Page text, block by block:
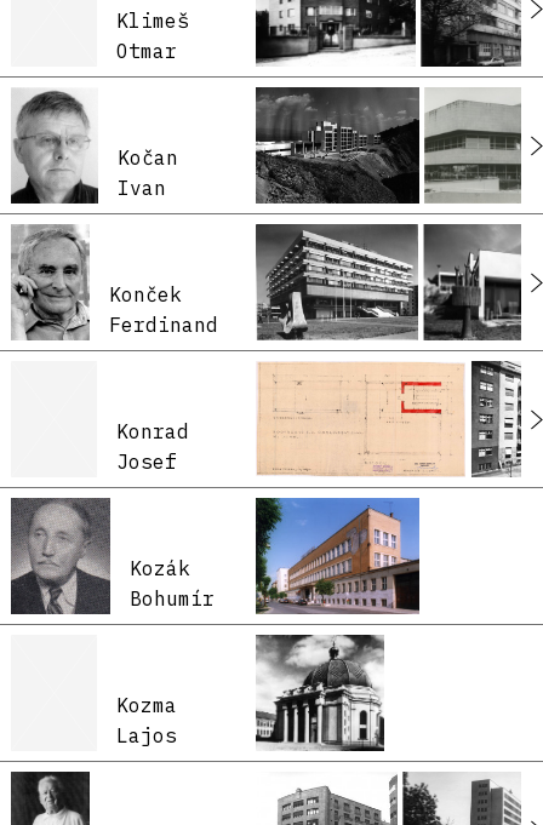
Klimeš
Otmar
Kočan
Ivan
Konček
Ferdinand
Konrad
Josef
Kozák
Bohumír
Kozma
Lajos